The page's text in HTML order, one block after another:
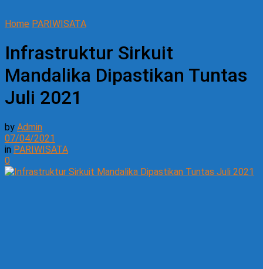
Home PARIWISATA
Infrastruktur Sirkuit
Mandalika Dipastikan Tuntas
Juli 2021
by Admin
07/04/2021
in PARIWISATA
0